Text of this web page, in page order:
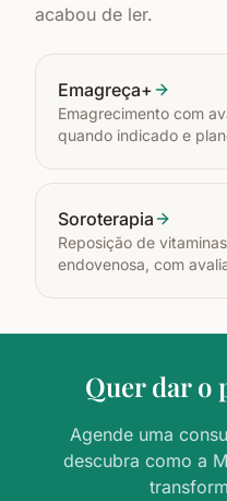
acabou de ler.
Emagreça+
Emagrecimento com
quando indicado e
Soroterapia
Reposição de
endovenosa, com
Quer dar o
Agende uma
descubra como a